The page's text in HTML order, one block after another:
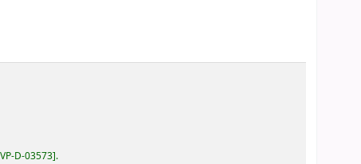
D-03573 .